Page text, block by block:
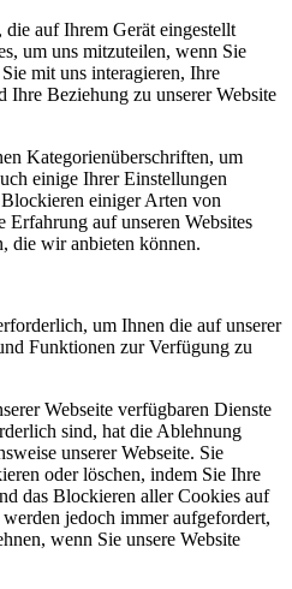
auf Ihrem Gerät eingestellt
um uns mitzuteilen, wenn Sie
mit uns interagieren, Ihre
Ihre Beziehung zu unserer Website
Kategorienüberschriften, um
einige Ihrer Einstellungen
einiger Arten von
auf unseren Websites
die wir anbieten können.
um Ihnen die auf unserer
Funktionen zur Verfügung zu
Webseite verfügbaren Dienste
sind, hat die Ablehnung
unserer Webseite. Sie
oder löschen, indem Sie Ihre
das Blockieren aller Cookies auf
jedoch immer aufgefordert,
wenn Sie unsere Website